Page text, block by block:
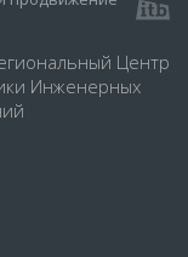
Центр
Инженерных